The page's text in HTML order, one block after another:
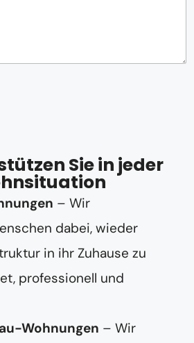
Sie in jeder
– Wir
dabei, wieder
in ihr Zuhause zu
professionell und
Wohnungen – Wir